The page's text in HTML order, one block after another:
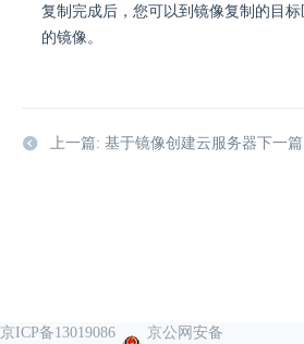
复制完成后，您可以到镜像复制的目标
的镜像。
上一篇: 基于镜像创建云服务器下一
京ICP备13019086 京公网安备